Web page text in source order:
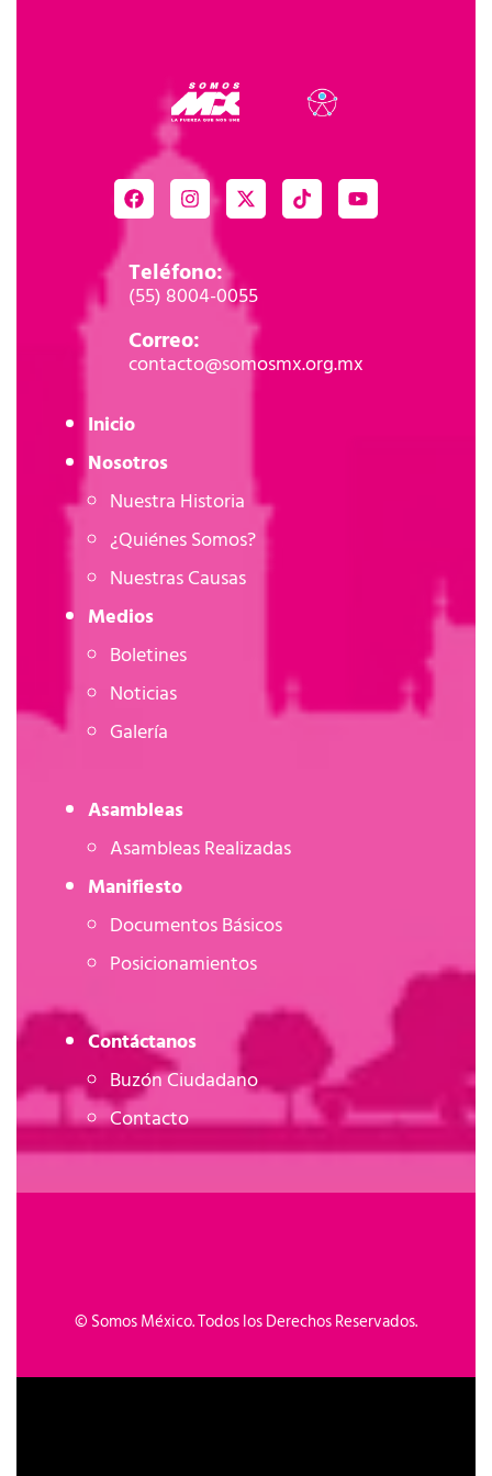
Teléfono:
(55) 8004-0055
Correo:
contacto@somosmx.org.mx
Inicio
Nosotros
Nuestra Historia
¿Quiénes Somos?
Nuestras Causas
Medios
Boletines
Noticias
Galería
Asambleas
Asambleas Realizadas
Manifiesto
Documentos Básicos
Posicionamientos
Contáctanos
Buzón Ciudadano
Contacto
© Somos México. Todos los Derechos Reservados.